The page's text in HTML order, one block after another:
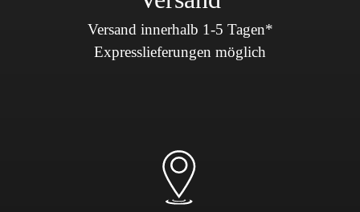
Versand innerhalb 1-5 Tagen*
Expresslieferungen möglich